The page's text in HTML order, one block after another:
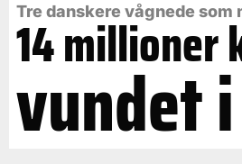
Tre danskere vågnede
14 millioner
vundet